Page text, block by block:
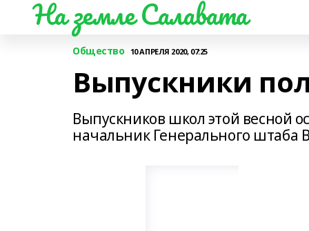
На земле Салавата
Общество 10 АПРЕЛЯ 2020, 07:25
Выпускники
Выпускников школ этой весной
начальник Генерального штаба